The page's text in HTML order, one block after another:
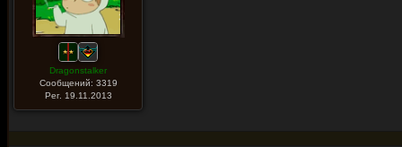
Dragonstalker
Сообщений: 3319
Рег. 19.11.2013